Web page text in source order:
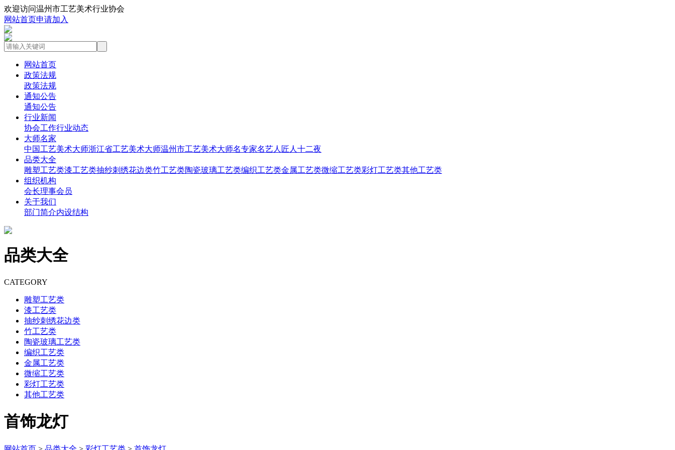
欢迎访问温州市工艺美术行业协会
网站首页申请加入
网站首页
政策法规
政策法规
通知公告
通知公告
行业新闻
协会工作行业动态
大师名家
中国工艺美术大师浙江省工艺美术大师温州市工艺美术大师名专家名艺人 匠人十二夜
品类大全
雕塑工艺类漆工艺类抽纱刺绣花边类竹工艺类陶瓷玻璃工艺类编织工艺类金属工艺类微缩工艺类彩灯工艺类其他工艺类
组织机构
会长理事会员
关于我们
部门简介内设结构
品类大全
CATEGORY
雕塑工艺类
漆工艺类
抽纱刺绣花边类
竹工艺类
陶瓷玻璃工艺类
编织工艺类
金属工艺类
微缩工艺类
彩灯工艺类
其他工艺类
首饰龙灯